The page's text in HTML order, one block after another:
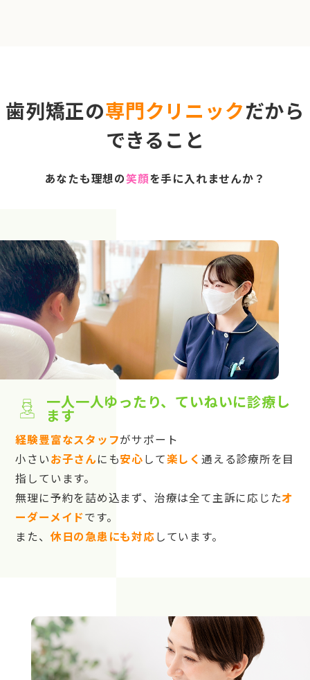
歯列矯正の専門クリニックだから
できること
あなたも理想の笑顔を手に入れませんか？
一人一人ゆったり、ていねいに診療し
ます
経験豊富なスタッフがサポート
小さいお子さんにも安心して楽しく 通える診療所を目
指しています。
無理に予約を詰め込まず、治療は全て主訴に応じたオ
ーダーメイドです。
また、 休日の急患にも対応しています。